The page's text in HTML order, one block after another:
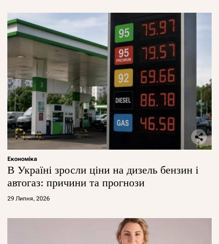
Економіка
В Україні зросли ціни на дизель бензин і
автогаз: причини та прогнози
29 Липня, 2026